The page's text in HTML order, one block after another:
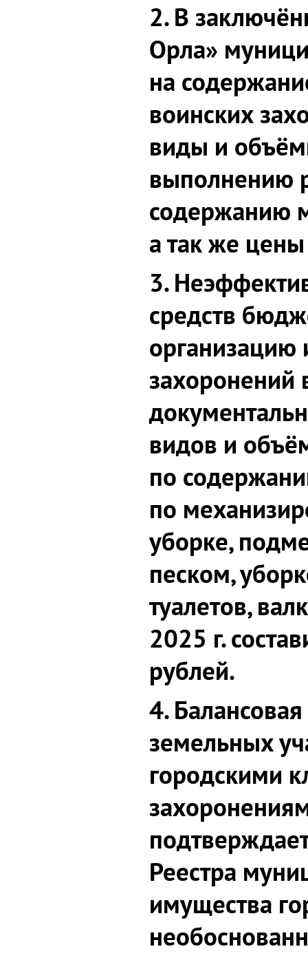
2. В
Орла»
на
воинских
виды и
выполнению
содержанию
а так же цены
3.
средств
организацию
захоронений
видов и
по
по
уборке,
песком,
туалетов,
2025 г.
рублей.
4.
земельных
городскими
Реестра
имущества